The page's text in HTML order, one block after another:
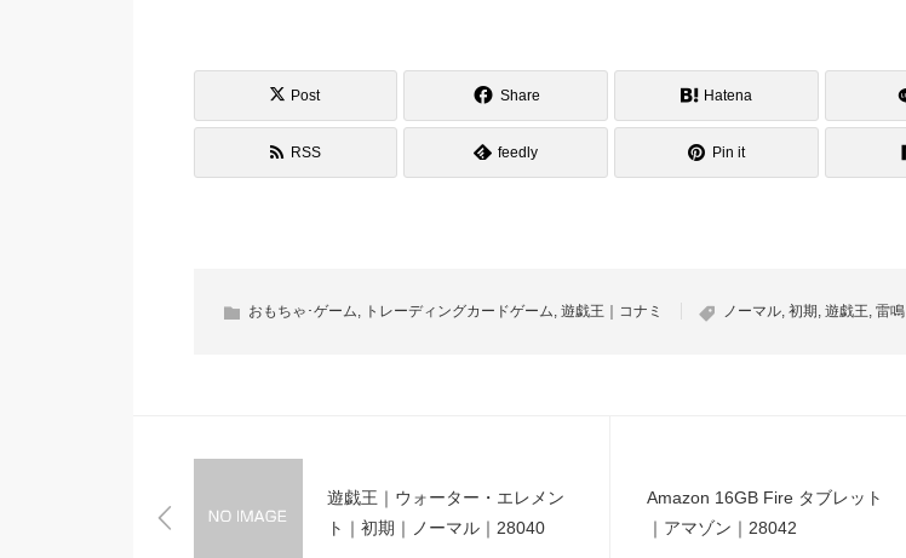
Post Share Hatena
RSS feedly Pin it
おもちゃ･ゲーム, トレーディングカードゲーム, 遊戯王｜コナミ ノーマル, 初期, 遊戯王, 雷鳴
遊戯王｜ウォーター・エレメン
ト｜初期｜ノーマル｜28040
Amazon 16GB Fire タブレット
｜アマゾン｜28042